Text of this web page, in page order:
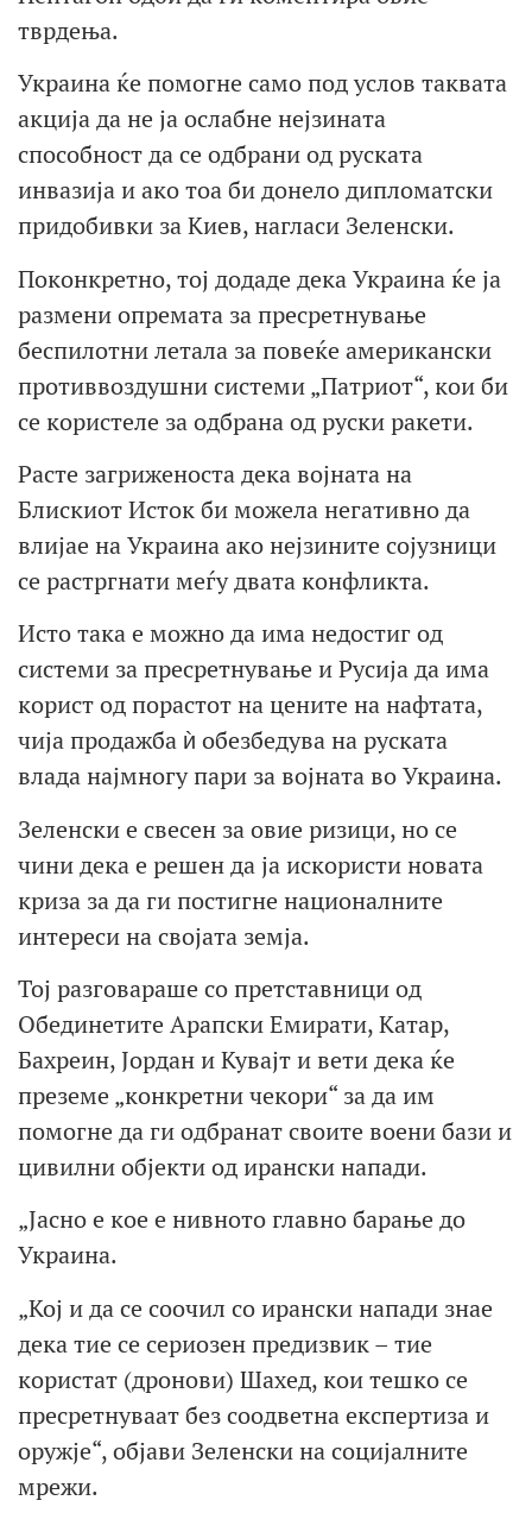
тврдења.
Украина ќе помогне само под услов таквата
акција да не ја ослабне нејзината
способност да се одбрани од руската
инвазија и ако тоа би донело дипломатски
придобивки за Киев, нагласи Зеленски.
Поконкретно, тој додаде дека Украина ќе ја
размени опремата за пресретнување
беспилотни летала за повеќе американски
противвоздушни системи „Патриот“, кои би
се користеле за одбрана од руски ракети.
Расте загриженоста дека војната на
Блискиот Исток би можела негативно да
влијае на Украина ако нејзините сојузници
се растргнати меѓу двата конфликта.
Исто така е можно да има недостиг од
системи за пресретнување и Русија да има
корист од порастот на цените на нафтата,
чија продажба ѝ обезбедува на руската
влада најмногу пари за војната во Украина.
Зеленски е свесен за овие ризици, но се
чини дека е решен да ја искористи новата
криза за да ги постигне националните
интереси на својата земја.
Тој разговараше со претставници од
Обединетите Арапски Емирати, Катар,
Бахреин, Јордан и Кувајт и вети дека ќе
преземе „конкретни чекори“ за да им
помогне да ги одбранат своите воени бази и
цивилни објекти од ирански напади.
„Јасно е кое е нивното главно барање до
Украина.
„Кој и да се соочил со ирански напади знае
дека тие се сериозен предизвик – тие
користат (дронови) Шахед, кои тешко се
пресретнуваат без соодветна експертиза и
оружје“, објави Зеленски на социјалните
мрежи.